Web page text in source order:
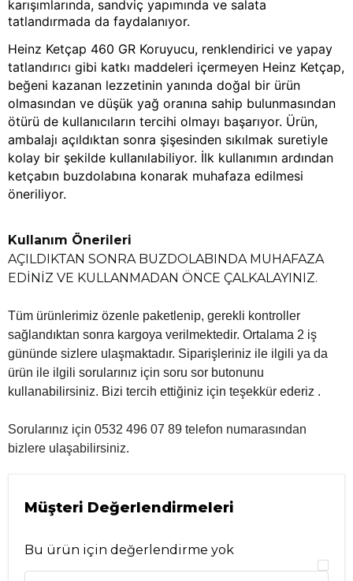
karışımlarında, sandviç yapımında ve salata
tatlandırmada da faydalanıyor.
Heinz Ketçap 460 GR Koruyucu, renklendirici ve yapay
tatlandırıcı gibi katkı maddeleri içermeyen Heinz Ketçap,
beğeni kazanan lezzetinin yanında doğal bir ürün
olmasından ve düşük yağ oranına sahip bulunmasından
ötürü de kullanıcıların tercihi olmayı başarıyor. Ürün,
ambalajı açıldıktan sonra şişesinden sıkılmak suretiyle
kolay bir şekilde kullanılabiliyor. İlk kullanımın ardından
ketçabın buzdolabına konarak muhafaza edilmesi
öneriliyor.
Kullanım Önerileri
AÇILDIKTAN SONRA BUZDOLABINDA MUHAFAZA
EDİNİZ VE KULLANMADAN ÖNCE ÇALKALAYINIZ.
Tüm ürünlerimiz özenle paketlenip, gerekli kontroller
sağlandıktan sonra kargoya verilmektedir. Ortalama 2 iş
gününde sizlere ulaşmaktadır. Siparişleriniz ile ilgili ya da
ürün ile ilgili sorularınız için soru sor butonunu
kullanabilirsiniz. Bizi tercih ettiğiniz için teşekkür ederiz .
Sorularınız için 0532 496 07 89 telefon numarasından
bizlere ulaşabilirsiniz.
Müşteri Değerlendirmeleri
Bu ürün için değerlendirme yok